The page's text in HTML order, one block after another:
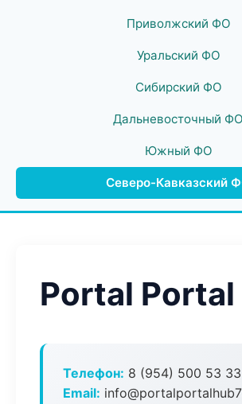
Приволжский ФО
Уральский ФО
Сибирский ФО
Дальневосточный ФО
Южный ФО
Северо-Кавказский
Portal Portal
Телефон: 8 (954) 500 53 33
Email: